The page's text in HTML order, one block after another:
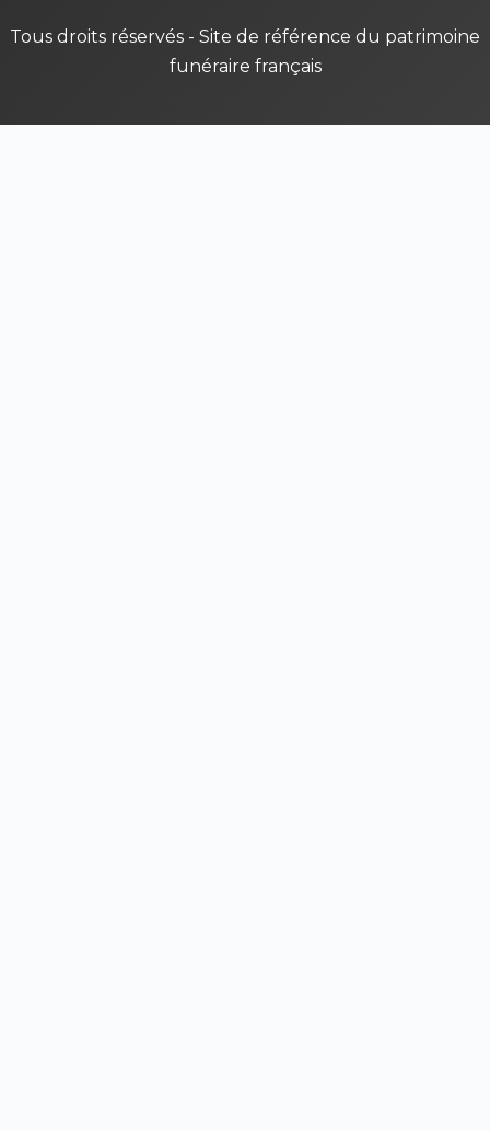
Tous droits réservés - Site de référence du patrimoine
funéraire français